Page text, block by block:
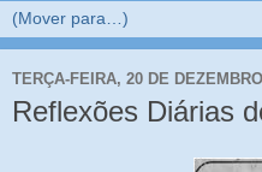
TERÇA-FEIRA, 20 DE
Reflexões Diárias